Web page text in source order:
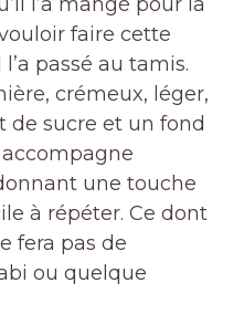
faire cette
passé au tamis.
crémeux, léger,
de sucre et un fond
une touche
à répéter. Ce dont
fera pas de
ou quelque